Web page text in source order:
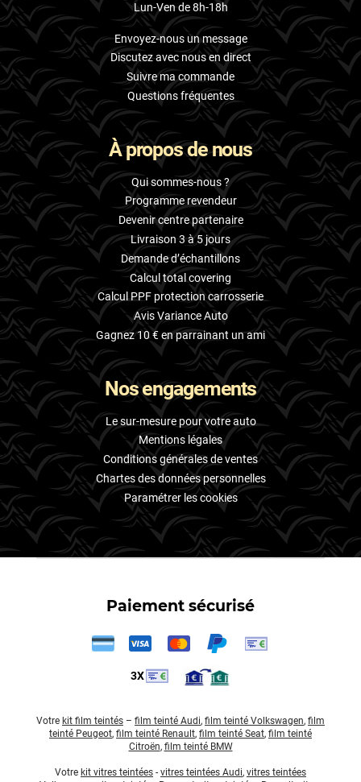
Lun-Ven de 8h-18h
Envoyez-nous un message
Discutez avec nous en direct
Suivre ma commande
Questions fréquentes
À propos de nous
Qui sommes-nous ?
Programme revendeur
Devenir centre partenaire
Livraison 3 à 5 jours
Demande d’échantillons
Calcul total covering
Calcul PPF protection carrosserie
Avis Variance Auto
Gagnez 10 € en parrainant un ami
Nos engagements
Le sur-mesure pour votre auto
Mentions légales
Conditions générales de ventes
Chartes des données personnelles
Paramétrer les cookies
Paiement sécurisé
3X
Votre kit film teintés – film teinté Audi, film teinté Volkswagen, film
teinté Peugeot, film teinté Renault, film teinté Seat, film teinté
Citroën, film teinté BMW
Votre kit vitres teintées - vitres teintées Audi, vitres teintées